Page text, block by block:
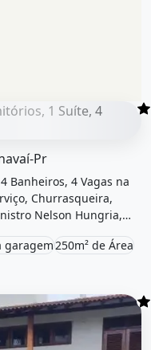
Pr
Banheiros, 4 Vagas na
Churrasqueira,
Nelson Hungria,
garagem250m² de Área